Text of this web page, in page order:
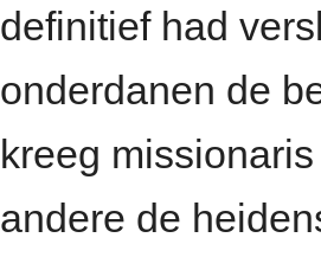
definitief had
onderdanen de
kreeg
andere de